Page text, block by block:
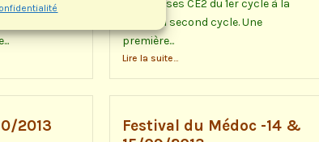
des Ecoles.
des classes CE2 du 1er cycle à la
3ème du second cycle. Une
première...
Lire la suite...
2013
Festival du Médoc -14 &